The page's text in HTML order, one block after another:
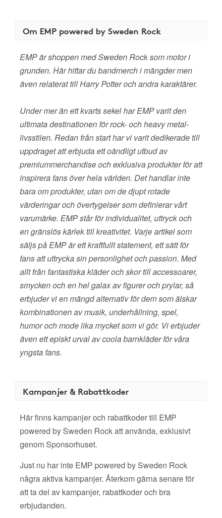
Om EMP powered by Sweden Rock
EMP är shoppen med Sweden Rock som motor i
grunden. Här hittar du bandmerch i mängder men
även relaterat till Harry Potter och andra karaktärer.
Under mer än ett kvarts sekel har EMP varit den
ultimata destinationen för rock- och heavy metal-
livsstilen. Redan från start har vi varit dedikerade till
uppdraget att erbjuda ett oändligt utbud av
premiummerchandise och exklusiva produkter för att
inspirera fans över hela världen. Det handlar inte
bara om produkter, utan om de djupt rotade
värderingar och övertygelser som definierar vårt
varumärke. EMP står för individualitet, uttryck och
en gränslös kärlek till kreativitet. Varje artikel som
säljs på EMP är ett kraftfullt statement, ett sätt för
fans att uttrycka sin personlighet och passion. Med
allt från fantastiska kläder och skor till accessoarer,
smycken och en hel galax av figurer och prylar, så
erbjuder vi en mängd alternativ för dem som älskar
kombinationen av musik, underhållning, spel,
humor och mode lika mycket som vi gör. Vi erbjuder
även ett episkt urval av coola barnkläder för våra
yngsta fans.
Kampanjer & Rabattkoder
Här finns kampanjer och rabattkoder till EMP
powered by Sweden Rock att använda, exklusivt
genom Sponsorhuset.
Just nu har inte EMP powered by Sweden Rock
några aktiva kampanjer. Återkom gärna senare för
att ta del av kampanjer, rabattkoder och bra
erbjudanden.